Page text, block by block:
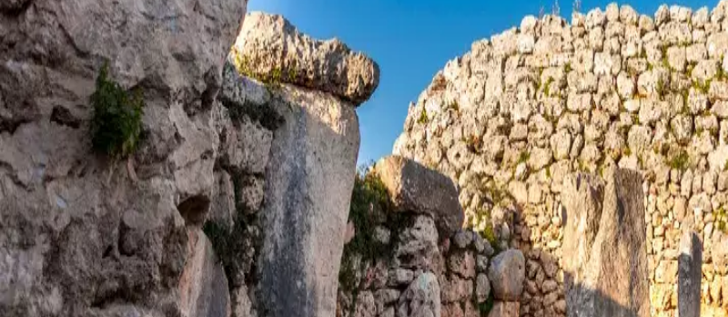
Menorca Explorer
Agenda
Menorca
La IslaInformación de interésPlayasPueblosCultura Reserva de la BiosferaFiestasCamí de Cavalls
Guía
Comer & BeberServiciosActividadesCompras
Tips
Español